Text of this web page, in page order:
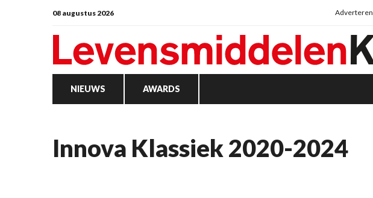
08 augustus 2026 Adverteren
NIEUWS AWARDS
Innova Klassiek 2020-2024